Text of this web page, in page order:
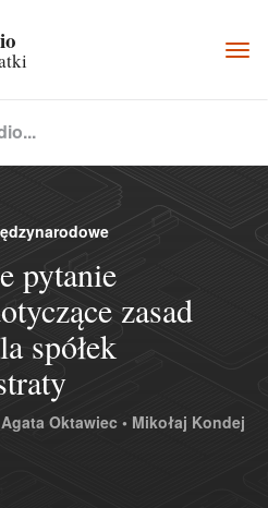
pytanie
zasad
spółek
Agata Oktawiec • Mikołaj Kondej